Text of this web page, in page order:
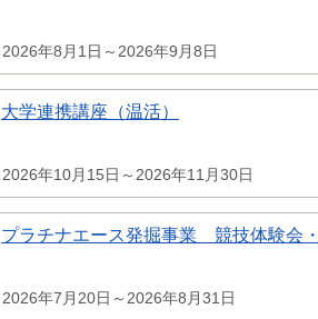
2026年8月1日～2026年9月8日
大学連携講座（温活）
2026年10月15日～2026年11月30日
プラチナエース発掘事業 競技体験会
2026年7月20日～2026年8月31日